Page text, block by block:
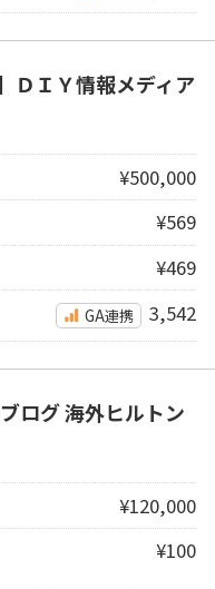
ＤＩＹ情報メディア
¥500,000
¥569
¥469
GA連携 3,542
ログ 海外ヒルトン
¥120,000
¥100